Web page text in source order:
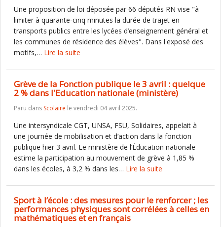
Une proposition de loi déposée par 66 députés RN vise "à
limiter à quarante-cinq minutes la durée de trajet en
transports publics entre les lycées d’enseignement général et
les communes de résidence des élèves". Dans l'exposé des
motifs,… Lire la suite
Grève de la Fonction publique le 3 avril : quelque
2 % dans l'Education nationale (ministère)
Paru dans Scolaire le vendredi 04 avril 2025.
Une intersyndicale CGT, UNSA, FSU, Solidaires, appelait à
une journée de mobilisation et d’action dans la fonction
publique hier 3 avril. Le ministère de l’Éducation nationale
estime la participation au mouvement de grève à 1,85 %
dans les écoles, à 3,2 % dans les… Lire la suite
Sport à l’école : des mesures pour le renforcer ; les
performances physiques sont corrélées à celles en
mathématiques et en français